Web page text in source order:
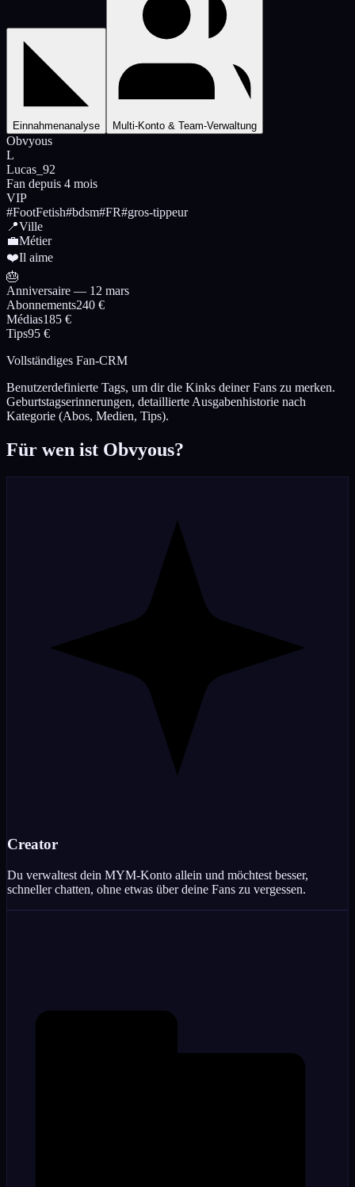
Einnahmenanalyse Multi-Konto & Team-Verwaltung
Obvyous
L
Lucas_92
Fan depuis 4 mois
VIP
#FootFetish#bdsm#FR#gros-tippeur
📍Ville
💼Métier
❤️Il aime
🎂
Anniversaire — 12 mars
Abonnements240 €
Médias185 €
Tips95 €
Vollständiges Fan-CRM
Benutzerdefinierte Tags, um dir die Kinks deiner Fans zu merken.
Geburtstagserinnerungen, detaillierte Ausgabenhistorie nach
Kategorie (Abos, Medien, Tips).
Für wen ist Obvyous?
Creator
Du verwaltest dein MYM-Konto allein und möchtest besser,
schneller chatten, ohne etwas über deine Fans zu vergessen.